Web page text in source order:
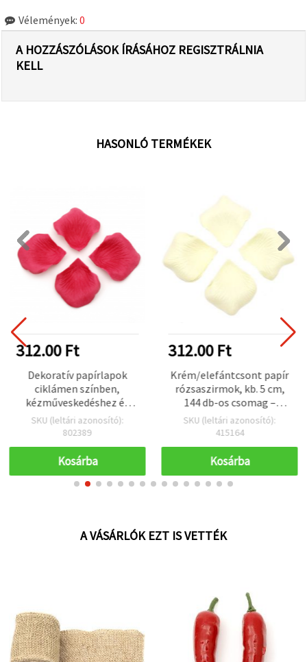
Vélemények: 0
A HOZZÁSZÓLÁSOK ÍRÁSÁHOZ REGISZTRÁLNIA
KELL
HASONLÓ TERMÉKEK
312.00 Ft
Dekoratív papírlapok
ciklámen színben,
kézműveskedéshez és
dekorációhoz – 144 db
SKU (leltári azonosító):
802389
Kosárba
312.00 Ft
Krém/elefántcsont papír
rózsaszirmok, kb. 5 cm,
144 db-os csomag –
prémium minőségű papír
szirmok esküvői
asztalszóráshoz,
és hobbi projektekhez,
SKU (leltári azonosító):
415164
Kosárba
A VÁSÁRLÓK EZT IS VETTÉK